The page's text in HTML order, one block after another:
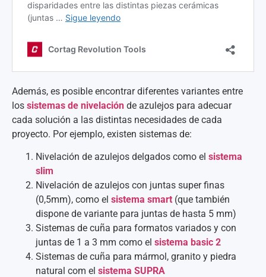
Además, es posible encontrar diferentes variantes entre
los sistemas de nivelación de azulejos para adecuar
cada solución a las distintas necesidades de cada
proyecto. Por ejemplo, existen sistemas de:
Nivelación de azulejos delgados como el sistema
slim
Nivelación de azulejos con juntas super finas
(0,5mm), como el sistema smart (que también
dispone de variante para juntas de hasta 5 mm)
Sistemas de cuña para formatos variados y con
juntas de 1 a 3 mm como el sistema basic 2
Sistemas de cuña para mármol, granito y piedra
natural com el sistema SUPRA